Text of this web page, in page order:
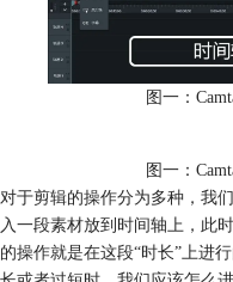
图一：
图一：
对于剪辑的操作分为多种，我
入一段素材放到时间轴上，此
的操作就是在这段“时长”上进